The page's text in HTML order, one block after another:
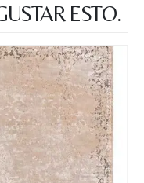
ESTO.